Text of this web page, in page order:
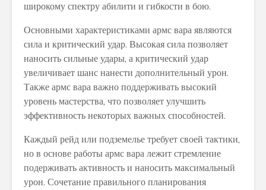
широкому спектру абилити и гибкости в бою.
Основными характеристиками армс вара являются
сила и критический удар. Высокая сила позволяет
наносить сильные удары, а критический удар
увеличивает шанс нанести дополнительный урон.
Также армс вара важно поддерживать высокий
уровень мастерства, что позволяет улучшить
эффективность некоторых важных способностей.
Каждый рейд или подземелье требует своей тактики,
но в основе работы армс вара лежит стремление
подерживать активность и наносить максимальный
урон. Сочетание правильного планирования